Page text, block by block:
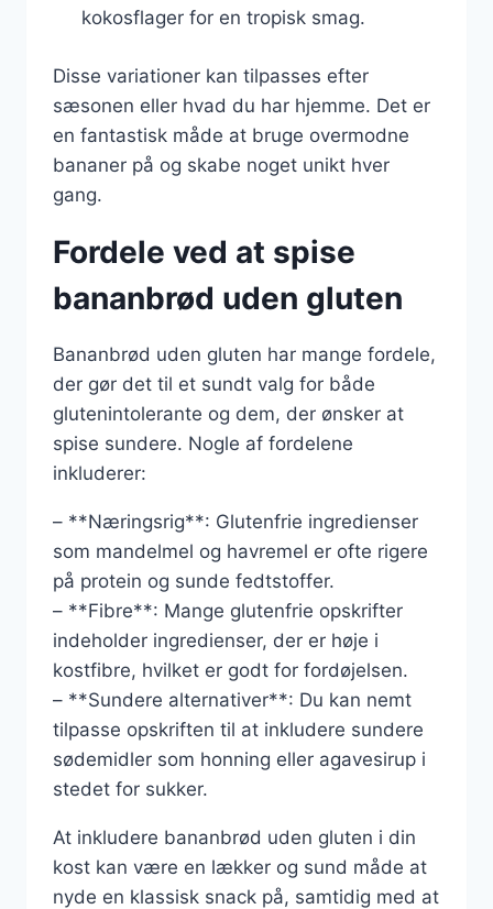
kokosflager for en tropisk smag.
Disse variationer kan tilpasses efter
sæsonen eller hvad du har hjemme. Det er
en fantastisk måde at bruge overmodne
bananer på og skabe noget unikt hver
gang.
Fordele ved at spise
bananbrød uden gluten
Bananbrød uden gluten har mange fordele,
der gør det til et sundt valg for både
glutenintolerante og dem, der ønsker at
spise sundere. Nogle af fordelene
inkluderer:
– **Næringsrig**: Glutenfrie ingredienser
som mandelmel og havremel er ofte rigere
på protein og sunde fedtstoffer.
– **Fibre**: Mange glutenfrie opskrifter
indeholder ingredienser, der er høje i
kostfibre, hvilket er godt for fordøjelsen.
– **Sundere alternativer**: Du kan nemt
tilpasse opskriften til at inkludere sundere
sødemidler som honning eller agavesirup i
stedet for sukker.
At inkludere bananbrød uden gluten i din
kost kan være en lækker og sund måde at
nyde en klassisk snack på, samtidig med at